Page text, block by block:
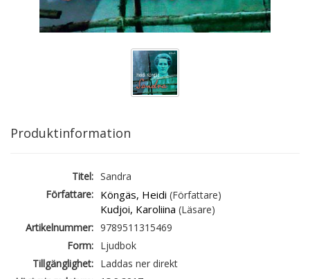
Produktinformation
Titel: Sandra
Författare: Köngäs, Heidi (Författare)
Kudjoi, Karoliina (Läsare)
Artikelnummer: 9789511315469
Form: Ljudbok
Tillgänglighet: Laddas ner direkt